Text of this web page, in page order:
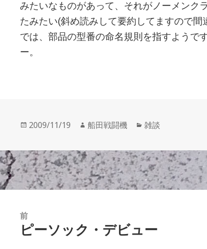
みたいなものがあって、それがノーメンク
たみたい(斜め読みして要約してますので間
では、部品の型番の命名規則を指すようで
ー。
投
日:
2009/11/19
作
者
船田戦闘機
カ
ゴ
リ
ー
雑談
前
前
ピーソック・デビュー